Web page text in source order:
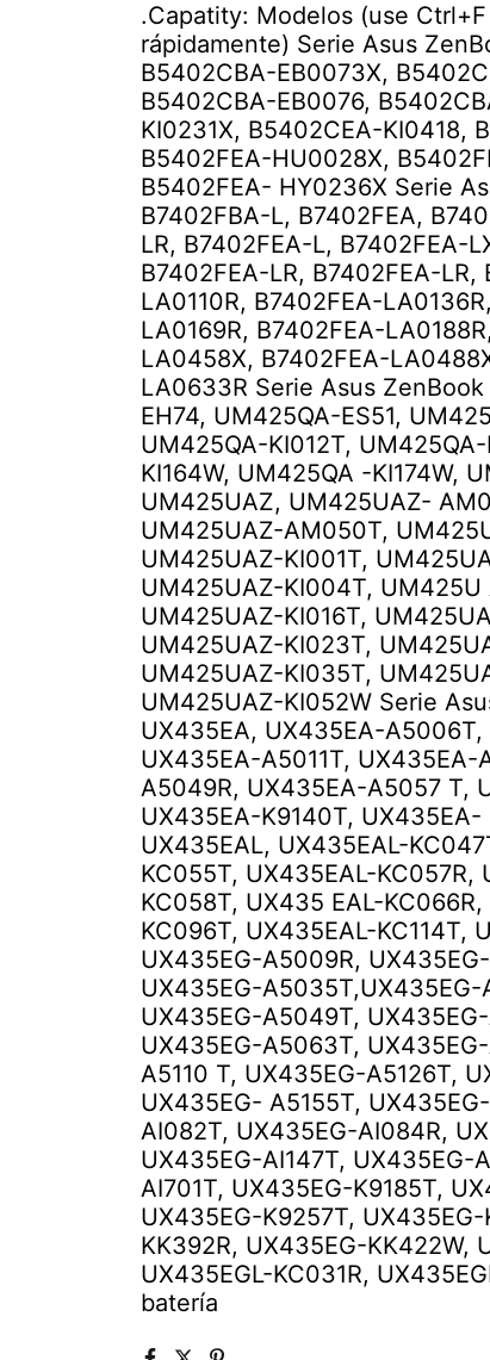
.Capatity: Modelos (use
rápidamente) Serie Asus
B5402CBA-EB0073X,
B5402CBA-EB0076,
KI0231X, B5402CEA-KI0418,
B5402FEA-HU0028X,
B5402FEA- HY0236X Serie
B7402FBA-L, B7402FEA,
LR, B7402FEA-L, B7402FEA-
B7402FEA-LR, B7402FEA-
LA0110R, B7402FEA-
LA0169R, B7402FEA-
LA0458X, B7402FEA-
LA0633R Serie Asus
EH74, UM425QA-ES51,
UM425QA-KI012T,
KI164W, UM425QA -KI174W,
UM425UAZ, UM425UAZ-
UM425UAZ-AM050T,
UM425UAZ-KI001T,
UM425UAZ-KI004T, UM425U
UM425UAZ-KI016T,
UM425UAZ-KI023T,
UM425UAZ-KI035T,
UM425UAZ-KI052W Serie
UX435EA, UX435EA-
UX435EA-A5011T,
A5049R, UX435EA-A5057 T,
UX435EA-K9140T, UX435EA-
UX435EAL, UX435EAL-
KC055T, UX435EAL-KC057R,
KC058T, UX435 EAL-
KC096T, UX435EAL-KC114T,
UX435EG-A5009R,
UX435EG-
UX435EG-A5049T,
UX435EG-A5063T,
A5110 T, UX435EG-A5126T,
UX435EG- A5155T,
AI082T, UX435EG-AI084R,
UX435EG-AI147T, UX435EG-
AI701T, UX435EG-K9185T,
UX435EG-K9257T,
KK392R, UX435EG-KK422W,
UX435EGL-KC031R,
batería